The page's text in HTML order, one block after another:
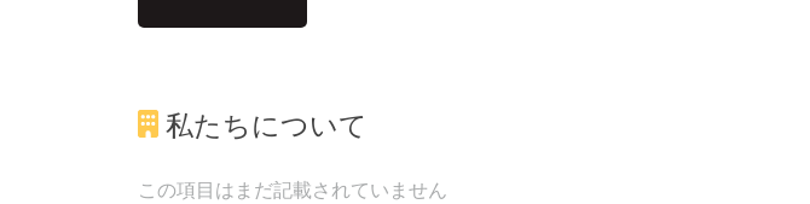
私たちについて
この項目はまだ記載されていません